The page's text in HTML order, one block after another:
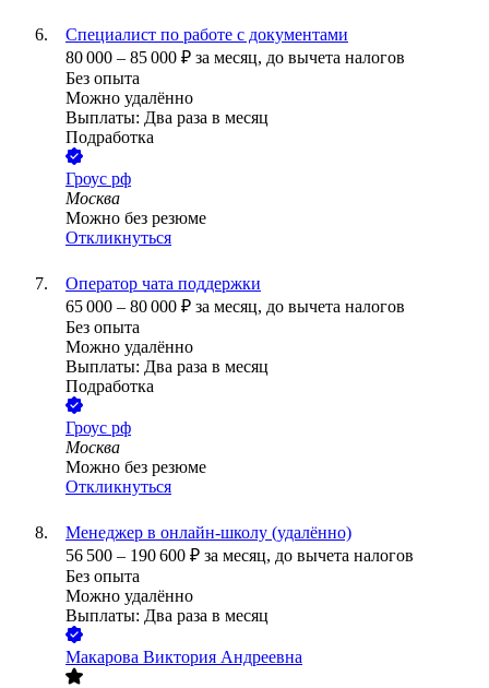
Специалист по работе с документами
80 000 – 85 000 ₽ за месяц, до вычета налогов
Без опыта
Можно удалённо
Выплаты: Два раза в месяц
Подработка
Гроус рф
Москва
Можно без резюме
Откликнуться
Оператор чата поддержки
65 000 – 80 000 ₽ за месяц, до вычета налогов
Без опыта
Можно удалённо
Выплаты: Два раза в месяц
Подработка
Гроус рф
Москва
Можно без резюме
Откликнуться
Менеджер в онлайн-школу (удалённо)
56 500 – 190 600 ₽ за месяц, до вычета налогов
Без опыта
Можно удалённо
Выплаты: Два раза в месяц
Макарова Виктория Андреевна